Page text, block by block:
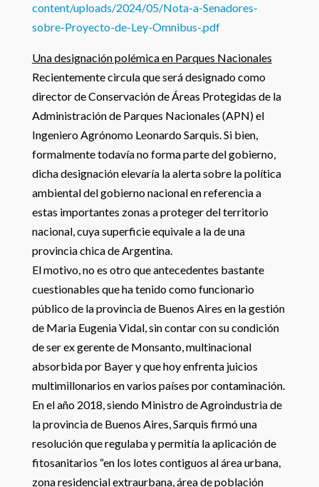
content/uploads/2024/05/Nota-a-Senadores-
sobre-Proyecto-de-Ley-Omnibus-.pdf
Una designación polémica en Parques Nacionales
Recientemente circula que será designado como
director de Conservación de Áreas Protegidas de la
Administración de Parques Nacionales (APN) el
Ingeniero Agrónomo Leonardo Sarquis. Si bien,
formalmente todavía no forma parte del gobierno,
dicha designación elevaría la alerta sobre la política
ambiental del gobierno nacional en referencia a
estas importantes zonas a proteger del territorio
nacional, cuya superficie equivale a la de una
provincia chica de Argentina.
El motivo, no es otro que antecedentes bastante
cuestionables que ha tenido como funcionario
público de la provincia de Buenos Aires en la gestión
de Maria Eugenia Vidal, sin contar con su condición
de ser ex gerente de Monsanto, multinacional
absorbida por Bayer y que hoy enfrenta juicios
multimillonarios en varios países por contaminación.
En el año 2018, siendo Ministro de Agroindustria de
la provincia de Buenos Aires, Sarquis firmó una
resolución que regulaba y permitía la aplicación de
fitosanitarios “en los lotes contiguos al área urbana,
zona residencial extraurbana, área de población